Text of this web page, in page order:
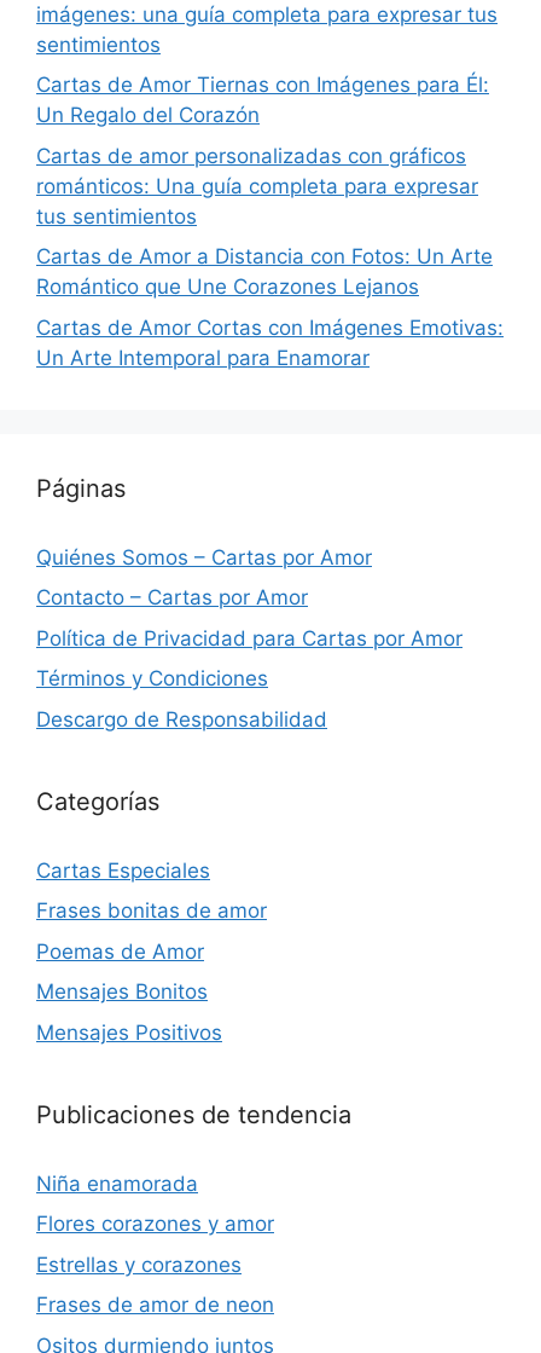
imágenes: una guía completa para expresar tus
sentimientos
Cartas de Amor Tiernas con Imágenes para Él:
Un Regalo del Corazón
Cartas de amor personalizadas con gráficos
románticos: Una guía completa para expresar
tus sentimientos
Cartas de Amor a Distancia con Fotos: Un Arte
Romántico que Une Corazones Lejanos
Cartas de Amor Cortas con Imágenes Emotivas:
Un Arte Intemporal para Enamorar
Páginas
Quiénes Somos – Cartas por Amor
Contacto – Cartas por Amor
Política de Privacidad para Cartas por Amor
Términos y Condiciones
Descargo de Responsabilidad
Categorías
Cartas Especiales
Frases bonitas de amor
Poemas de Amor
Mensajes Bonitos
Mensajes Positivos
Publicaciones de tendencia
Niña enamorada
Flores corazones y amor
Estrellas y corazones
Frases de amor de neon
Ositos durmiendo juntos